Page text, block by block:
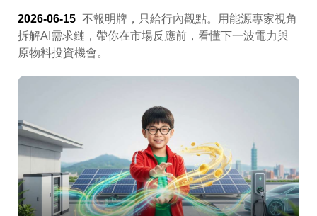
2026-06-15 不報明牌，只給行內觀點。用能源專家視角
拆解AI需求鏈，帶你在市場反應前，看懂下一波電力與
原物料投資機會。